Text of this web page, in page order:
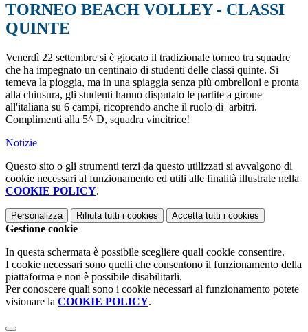
TORNEO BEACH VOLLEY - CLASSI
QUINTE
Venerdì 22 settembre si è giocato il tradizionale torneo tra squadre
che ha impegnato un centinaio di studenti delle classi quinte. Si
temeva la pioggia, ma in una spiaggia senza più ombrelloni e pronta
alla chiusura, gli studenti hanno disputato le partite a girone
all'italiana su 6 campi, ricoprendo anche il ruolo di arbitri.
Complimenti alla 5^ D, squadra vincitrice!
Notizie
Questo sito o gli strumenti terzi da questo utilizzati si avvalgono di
cookie necessari al funzionamento ed utili alle finalità illustrate nella
COOKIE POLICY.
Personalizza Rifiuta tutti i cookies Accetta tutti i cookies
Gestione cookie
In questa schermata è possibile scegliere quali cookie consentire.
I cookie necessari sono quelli che consentono il funzionamento della
piattaforma e non è possibile disabilitarli.
Per conoscere quali sono i cookie necessari al funzionamento potete
visionare la COOKIE POLICY.